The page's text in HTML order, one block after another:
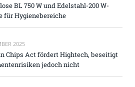
BL 750 W und Edelstahl-200 W-
für Hygienebereiche
2025
Chips Act fördert Hightech, beseitigt
jedoch nicht